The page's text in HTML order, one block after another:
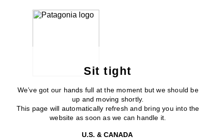
Sit tight
We’ve got our hands full at the moment but we should be
up and moving shortly.
This page will automatically refresh and bring you into the
website as soon as we can handle it.
U.S. & CANADA